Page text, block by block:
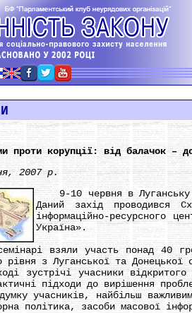
проти корупції: від балачок –
2007 р.
9-10 червня в Луганську
Даний захід проводився
інформаційно-ресурсного
Україна».
взяли участь понад 40
рівня з Луганської та Донецької
учасники відкритого
підходи до вирішення
учасників, найбільш важливими
політика, засоби масової